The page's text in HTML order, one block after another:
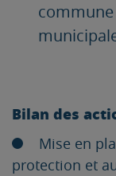
commune
Bilan des
Mise en
protection et